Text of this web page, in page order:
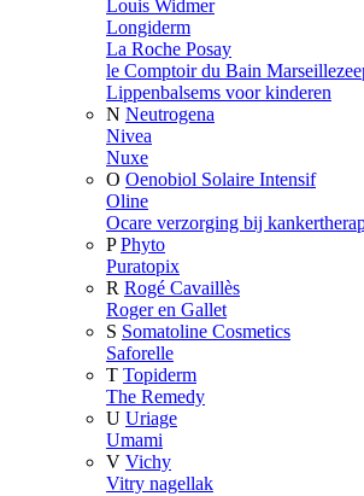
Louis Widmer
Longiderm
La Roche Posay
le Comptoir du Bain
Lippenbalsems voor kinderen
N Neutrogena
Nivea
Nuxe
O Oenobiol Solaire Intensif
Oline
Ocare verzorging bij
P Phyto
Puratopix
R Rogé Cavaillès
Roger en Gallet
S Somatoline Cosmetics
Saforelle
T Topiderm
The Remedy
U Uriage
Umami
V Vichy
Vitry nagellak